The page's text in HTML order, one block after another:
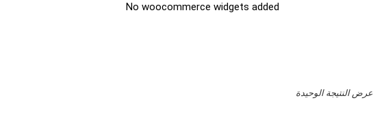
عرض النتيجة الوحيدة
No woocommerce widgets added